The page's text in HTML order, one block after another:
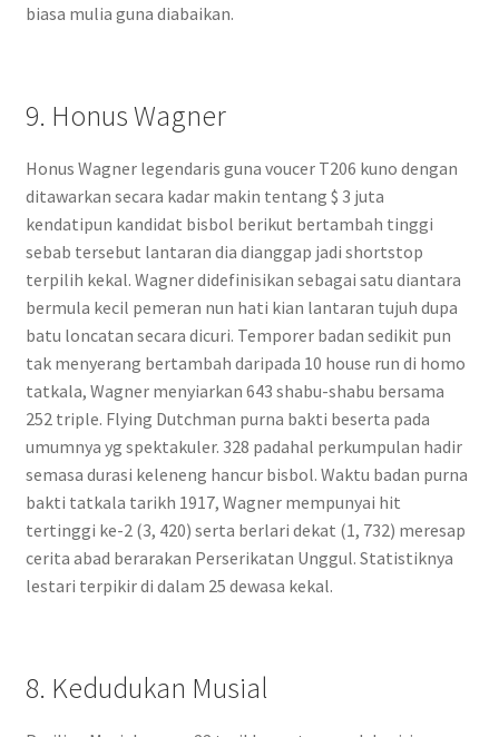
biasa mulia guna diabaikan.
9. Honus Wagner
Honus Wagner legendaris guna voucer T206 kuno dengan
ditawarkan secara kadar makin tentang $ 3 juta
kendatipun kandidat bisbol berikut bertambah tinggi
sebab tersebut lantaran dia dianggap jadi shortstop
terpilih kekal. Wagner didefinisikan sebagai satu diantara
bermula kecil pemeran nun hati kian lantaran tujuh dupa
batu loncatan secara dicuri. Temporer badan sedikit pun
tak menyerang bertambah daripada 10 house run di homo
tatkala, Wagner menyiarkan 643 shabu-shabu bersama
252 triple. Flying Dutchman purna bakti beserta pada
umumnya yg spektakuler. 328 padahal perkumpulan hadir
semasa durasi keleneng hancur bisbol. Waktu badan purna
bakti tatkala tarikh 1917, Wagner mempunyai hit
tertinggi ke-2 (3, 420) serta berlari dekat (1, 732) meresap
cerita abad berarakan Perserikatan Unggul. Statistiknya
lestari terpikir di dalam 25 dewasa kekal.
8. Kedudukan Musial